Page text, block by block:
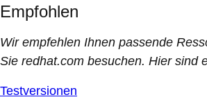
Empfohlen
Wir empfehlen Ihnen passende
Sie redhat.com besuchen. Hier sind
Testversionen